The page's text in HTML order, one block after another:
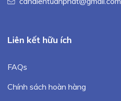
Liên kết hữu ích
FAQs
Chính sách hoàn hàng